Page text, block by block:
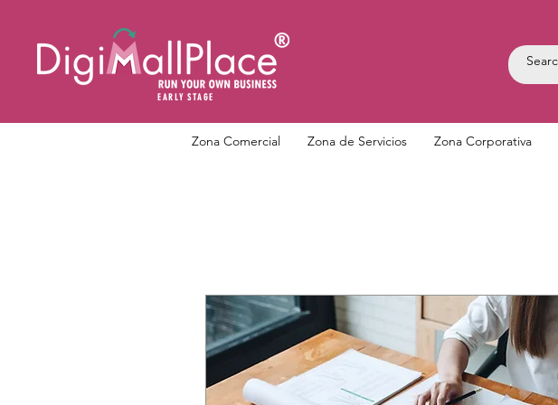
EARLY STAGE
Zona Comercial Zona de Servicios Zona Corporativa